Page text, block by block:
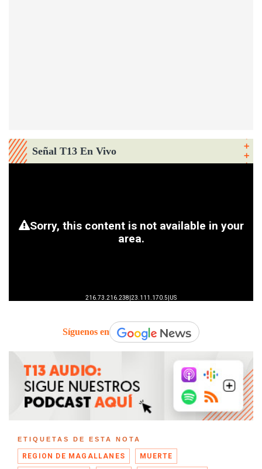
Señal T13 En Vivo
Síguenos en
ETIQUETAS DE ESTA NOTA
REGION DE MAGALLANES MUERTE